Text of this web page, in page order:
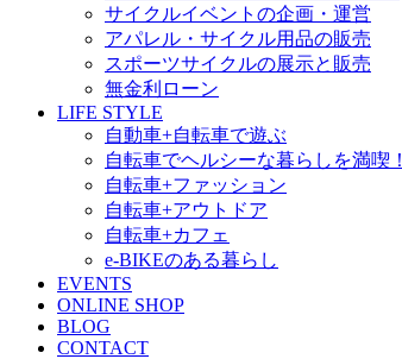
サイクルイベントの企画・運営
アパレル・サイクル用品の販売
スポーツサイクルの展示と販売
無金利ローン
LIFE STYLE
自動車+自転車で遊ぶ
自転車でヘルシーな暮らしを満喫！
自転車+ファッション
自転車+アウトドア
自転車+カフェ
e-BIKEのある暮らし
EVENTS
ONLINE SHOP
BLOG
CONTACT